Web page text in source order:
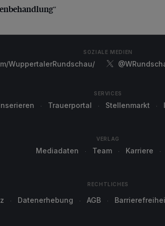
SOZIALE MEDIEN
WuppertalerRundschau/
SERVICES
Trauerportal Stellenmarkt
VERLAG
Mediadaten Team Karriere
RECHTLICHES
Datenerhebung AGB